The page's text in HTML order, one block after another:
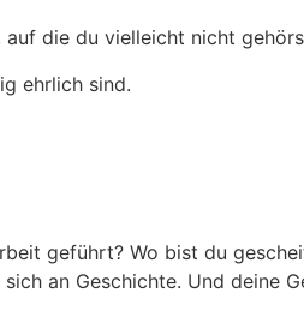
auf die du vielleicht nicht
ehrlich sind.
geführt? Wo bist du
an Geschichte. Und deine